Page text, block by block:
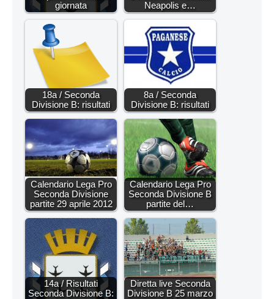
giornata
Neapolis e…
18a / Seconda
Divisione B: risultati
8a / Seconda
Divisione B: risultati
Calendario Lega Pro
Seconda Divisione
partite 29 aprile 2012
Calendario Lega Pro
Seconda Divisione B
partite del…
14a / Risultati
Seconda Divisione B:
Diretta live Seconda
Divisione B 25 marzo